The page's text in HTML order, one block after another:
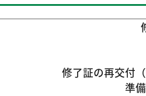
修了証の再交付
準